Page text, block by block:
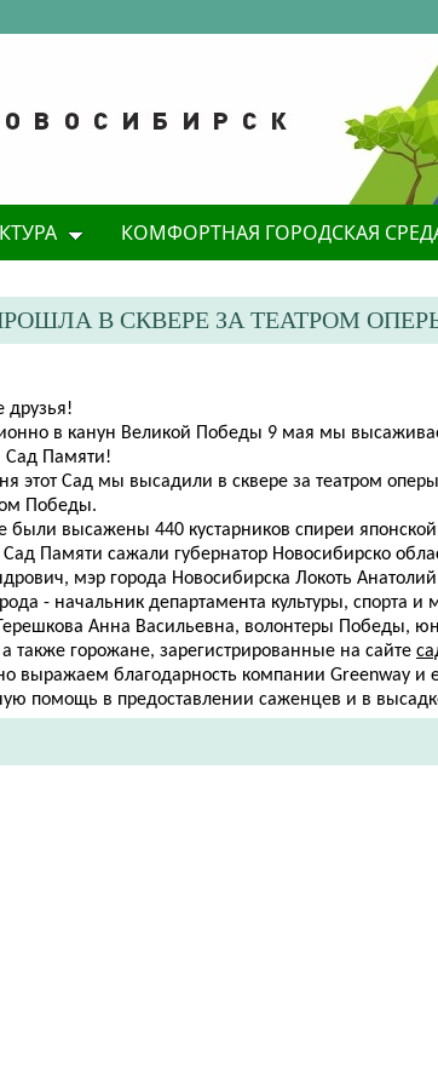
КОМФОРТНАЯ ГОРОДСКАЯ
В СКВЕРЕ ЗА ТЕАТРОМ
друзья!
в канун Великой Победы 9 мая мы
Сад Памяти!
этот Сад мы высадили в сквере за театром
Победы.
были высажены 440 кустарников спиреи
Сад Памяти сажали губернатор Новосибирско
мэр города Новосибирска Локоть
- начальник департамента культуры, спорта
Анна Васильевна, волонтеры Победы,
а также горожане, зарегистрированные на сайте
выражаем благодарность компании Greenway и
помощь в предоставлении саженцев и в